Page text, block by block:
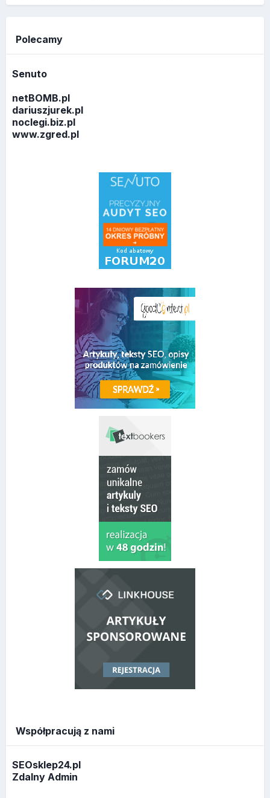
Polecamy
Senuto
netBOMB.pl
dariuszjurek.pl
noclegi.biz.pl
www.zgred.pl
Współpracują z nami
SEOsklep24.pl
Zdalny Admin